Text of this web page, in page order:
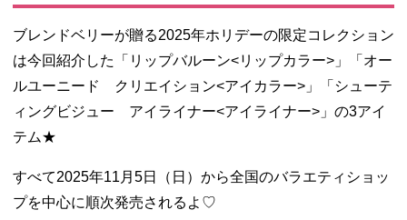
ブレンドベリーが贈る2025年ホリデーの限定コレクション
は今回紹介した「リップバルーン<リップカラー>」「オー
ルユーニード クリエイション<アイカラー>」「シューテ
ィングビジュー アイライナー<アイライナー>」の3アイ
テム★
すべて2025年11月5日（日）から全国のバラエティショッ
プを中心に順次発売されるよ♡